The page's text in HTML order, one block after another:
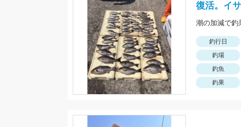
復活。イ
潮の加減で釣
釣行日
釣場
釣魚
釣果